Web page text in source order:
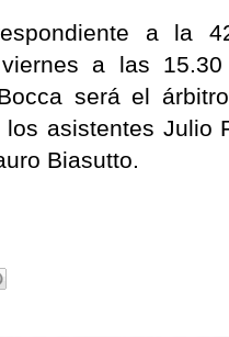
a la
a las
será el
los asistentes Julio
Biasutto.